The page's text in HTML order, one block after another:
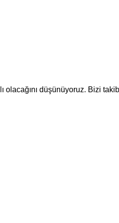
düşünüyoruz. Bizi